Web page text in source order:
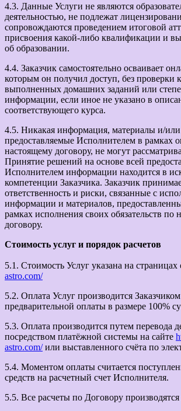
4.3. Данные Услуги не являются
деятельностью, не подлежат
сопровождаются проведением итоговой
присвоения какой-либо квалификации и
об образовании.
4.4. Заказчик самостоятельно осваивает
которым он получил доступ, без проверки
выполненных домашних заданий или
информации, если иное не указано в
соответствующего курса.
4.5. Никакая информация, материалы и/или
предоставляемые Исполнителем в рамках
настоящему договору, не могут
Принятие решений на основе всей
Исполнителем информации находится в
компетенции Заказчика. Заказчик
ответственность и риски, связанные с
информации и материалов,
рамках исполнения своих обязательств по
договору.
Стоимость услуг и порядок расчетов
5.1. Стоимость Услуг указана на страницах
astro.com/
5.2. Оплата Услуг производится
предварительной оплаты в размере 100%
5.3. Оплата производится путем перевода
посредством платёжной системы на сайте
astro.com/или выставленного счёта по
5.4. Моментом оплаты считается
средств на расчетный счет Исполнителя.
5.5. Все расчеты по Договору производятся